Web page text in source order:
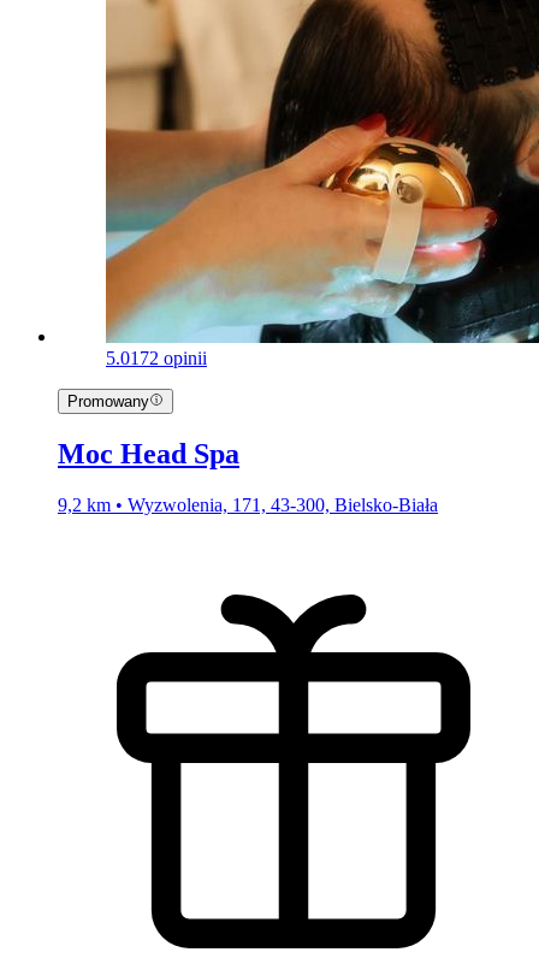
5.0172 opinii
Promowany
Moc Head Spa
9,2 km • Wyzwolenia, 171, 43-300, Bielsko-Biała